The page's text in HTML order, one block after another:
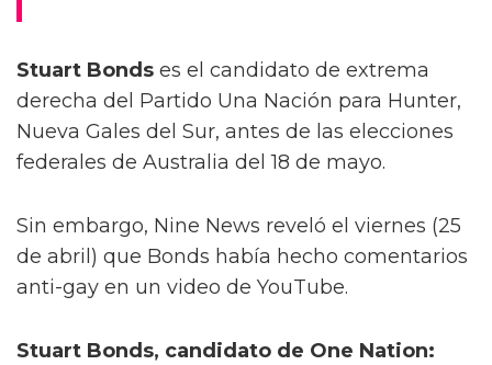
Stuart Bonds es el candidato de extrema
derecha del Partido Una Nación para Hunter,
Nueva Gales del Sur, antes de las elecciones
federales de Australia del 18 de mayo.
Sin embargo, Nine News reveló el viernes (25
de abril) que Bonds había hecho comentarios
anti-gay en un video de YouTube.
Stuart Bonds, candidato de One Nation: